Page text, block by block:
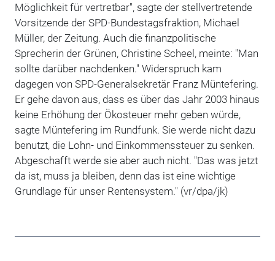
Möglichkeit für vertretbar", sagte der stellvertretende
Vorsitzende der SPD-Bundestagsfraktion, Michael
Müller, der Zeitung. Auch die finanzpolitische
Sprecherin der Grünen, Christine Scheel, meinte: "Man
sollte darüber nachdenken." Widerspruch kam
dagegen von SPD-Generalsekretär Franz Müntefering.
Er gehe davon aus, dass es über das Jahr 2003 hinaus
keine Erhöhung der Ökosteuer mehr geben würde,
sagte Müntefering im Rundfunk. Sie werde nicht dazu
benutzt, die Lohn- und Einkommenssteuer zu senken.
Abgeschafft werde sie aber auch nicht. "Das was jetzt
da ist, muss ja bleiben, denn das ist eine wichtige
Grundlage für unser Rentensystem." (vr/dpa/jk)